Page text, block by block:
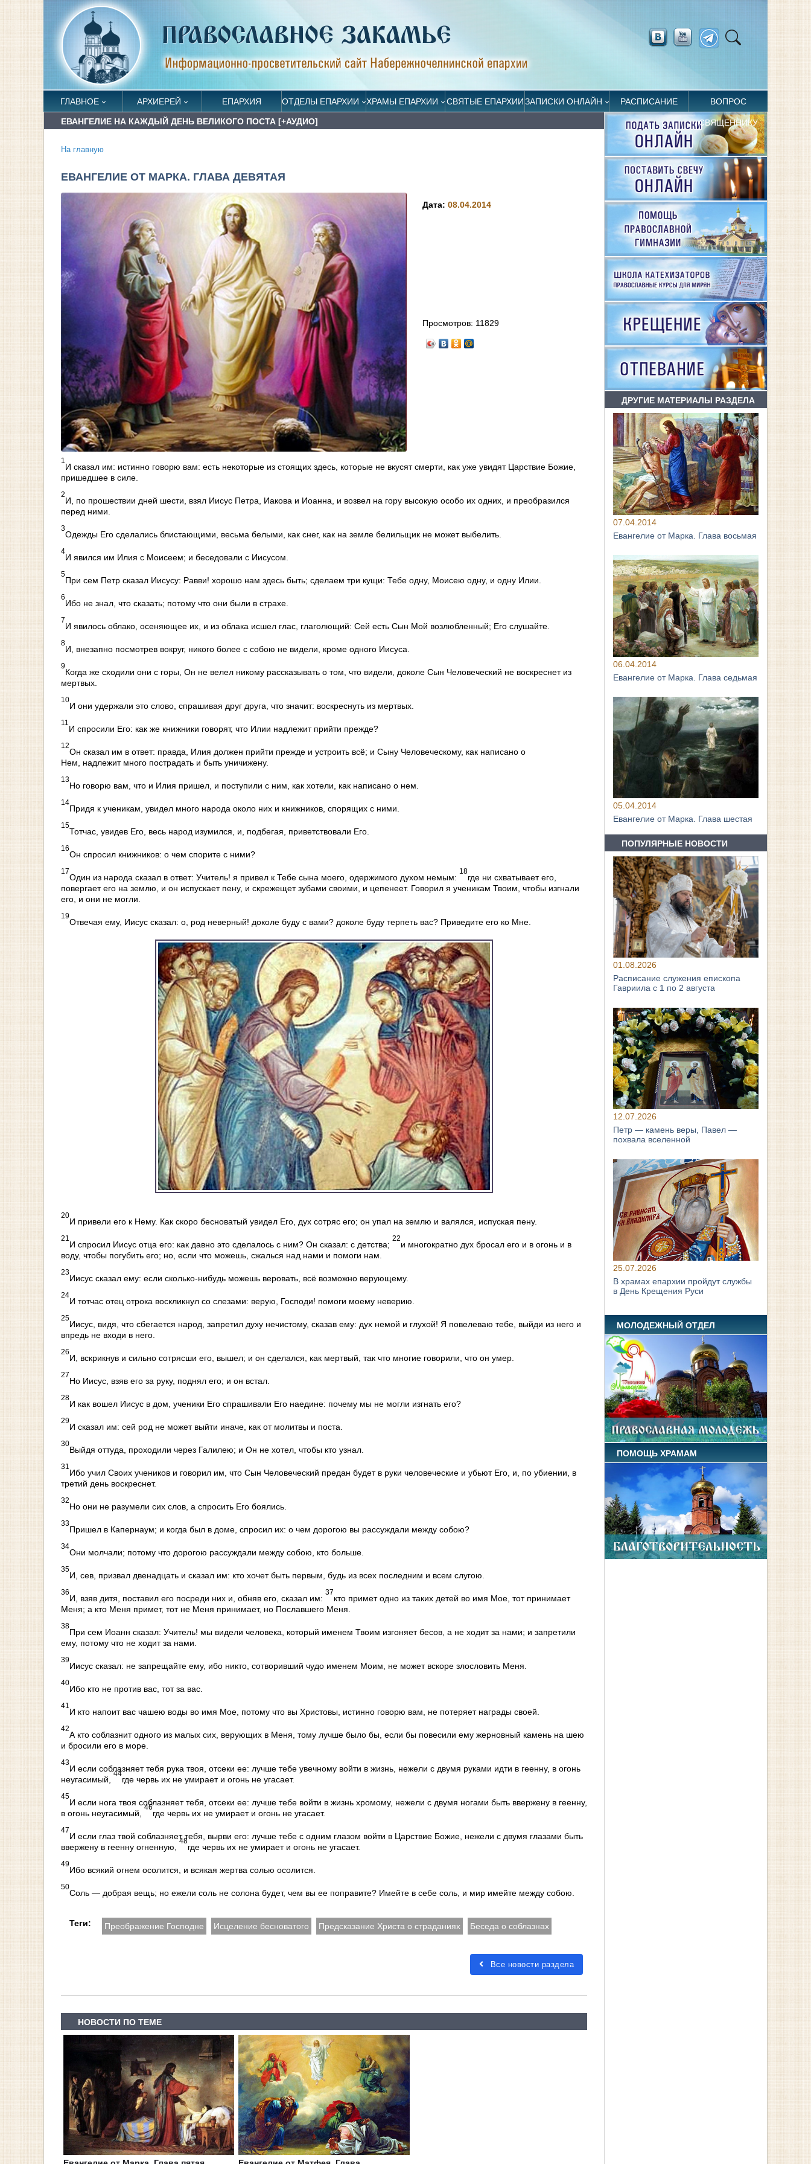
ГЛАВНОЕ АРХИЕРЕЙ ЕПАРХИЯ ОТДЕЛЫ ЕПАРХИИ ХРАМЫ ЕПАРХИИ СВЯТЫЕ ЕПАРХИИЗАПИСКИ ОНЛАЙН РАСПИСАНИЕ ВОПРОС
СВЯЩЕННИКУ
ЕВАНГЕЛИЕ НА КАЖДЫЙ ДЕНЬ ВЕЛИКОГО ПОСТА [+АУДИО]
На главную
ЕВАНГЕЛИЕ ОТ МАРКА. ГЛАВА ДЕВЯТАЯ
Дата:08.04.2014
Просмотров: 11829
1
И сказал им: истинно говорю вам: есть некоторые из стоящих здесь, которые не вкусят смерти, как уже увидят Царствие Божие,
пришедшее в силе.
2
И, по прошествии дней шести, взял Иисус Петра, Иакова и Иоанна, и возвел на гору высокую особо их одних, и преобразился
перед ними.
3
Одежды Его сделались блистающими, весьма белыми, как снег, как на земле белильщик не может выбелить.
4
И явился им Илия с Моисеем; и беседовали с Иисусом.
5
При сем Петр сказал Иисусу: Равви! хорошо нам здесь быть; сделаем три кущи: Тебе одну, Моисею одну, и одну Илии.
6
Ибо не знал, что сказать; потому что они были в страхе.
7
И явилось облако, осеняющее их, и из облака исшел глас, глаголющий: Сей есть Сын Мой возлюбленный; Его слушайте.
8
И, внезапно посмотрев вокруг, никого более с собою не видели, кроме одного Иисуса.
9
Когда же сходили они с горы, Он не велел никому рассказывать о том, что видели, доколе Сын Человеческий не воскреснет из
мертвых.
10
И они удержали это слово, спрашивая друг друга, что значит: воскреснуть из мертвых.
11
И спросили Его: как же книжники говорят, что Илии надлежит прийти прежде?
12
Он сказал им в ответ: правда, Илия должен прийти прежде и устроить всё; и Сыну Человеческому, как написано о
Нем, надлежит много пострадать и быть уничижену.
13
Но говорю вам, что и Илия пришел, и поступили с ним, как хотели, как написано о нем.
14
Придя к ученикам, увидел много народа около них и книжников, спорящих с ними.
15
Тотчас, увидев Его, весь народ изумился, и, подбегая, приветствовали Его.
16
Он спросил книжников: о чем спорите с ними?
17
Один из народа сказал в ответ: Учитель! я привел к Тебе сына моего, одержимого духом немым:
18
где ни схватывает его,
повергает его на землю, и он испускает пену, и скрежещет зубами своими, и цепенеет. Говорил я ученикам Твоим, чтобы изгнали
его, и они не могли.
19
Отвечая ему, Иисус сказал: о, род неверный! доколе буду с вами? доколе буду терпеть вас? Приведите его ко Мне.
20
И привели его к Нему. Как скоро бесноватый увидел Его, дух сотряс его; он упал на землю и валялся, испуская пену.
21
И спросил Иисус отца его: как давно это сделалось с ним? Он сказал: с детства;
22
и многократно дух бросал его и в огонь и в
воду, чтобы погубить его; но, если что можешь, сжалься над нами и помоги нам.
23
Иисус сказал ему: если сколько-нибудь можешь веровать, всё возможно верующему.
24
И тотчас отец отрока воскликнул со слезами: верую, Господи! помоги моему неверию.
25
Иисус, видя, что сбегается народ, запретил духу нечистому, сказав ему: дух немой и глухой! Я повелеваю тебе, выйди из него и
впредь не входи в него.
26
И, вскрикнув и сильно сотрясши его, вышел; и он сделался, как мертвый, так что многие говорили, что он умер.
27
Но Иисус, взяв его за руку, поднял его; и он встал.
28
И как вошел Иисус в дом, ученики Его спрашивали Его наедине: почему мы не могли изгнать его?
29
И сказал им: сей род не может выйти иначе, как от молитвы и поста.
30
Выйдя оттуда, проходили через Галилею; и Он не хотел, чтобы кто узнал.
31
Ибо учил Своих учеников и говорил им, что Сын Человеческий предан будет в руки человеческие и убьют Его, и, по убиении, в
третий день воскреснет.
32
Но они не разумели сих слов, а спросить Его боялись.
33
Пришел в Капернаум; и когда был в доме, спросил их: о чем дорогою вы рассуждали между собою?
34
Они молчали; потому что дорогою рассуждали между собою, кто больше.
35
И, сев, призвал двенадцать и сказал им: кто хочет быть первым, будь из всех последним и всем слугою.
36
И, взяв дитя, поставил его посреди них и, обняв его, сказал им:
37
кто примет одно из таких детей во имя Мое, тот принимает
Меня; а кто Меня примет, тот не Меня принимает, но Пославшего Меня.
38
При сем Иоанн сказал: Учитель! мы видели человека, который именем Твоим изгоняет бесов, а не ходит за нами; и запретили
ему, потому что не ходит за нами.
39
Иисус сказал: не запрещайте ему, ибо никто, сотворивший чудо именем Моим, не может вскоре злословить Меня.
40
Ибо кто не против вас, тот за вас.
41
И кто напоит вас чашею воды во имя Мое, потому что вы Христовы, истинно говорю вам, не потеряет награды своей.
42
А кто соблазнит одного из малых сих, верующих в Меня, тому лучше было бы, если бы повесили ему жерновный камень на шею
и бросили его в море.
43
И если соблазняет тебя рука твоя, отсеки ее: лучше тебе увечному войти в жизнь, нежели с двумя руками идти в геенну, в огонь
неугасимый,
44
где червь их не умирает и огонь не угасает.
45
И если нога твоя соблазняет тебя, отсеки ее: лучше тебе войти в жизнь хромому, нежели с двумя ногами быть ввержену в геенну,
в огонь неугасимый,
46
где червь их не умирает и огонь не угасает.
47
И если глаз твой соблазняет тебя, вырви его: лучше тебе с одним глазом войти в Царствие Божие, нежели с двумя глазами быть
ввержену в геенну огненную,
48
где червь их не умирает и огонь не угасает.
49
Ибо всякий огнем осолится, и всякая жертва солью осолится.
50
Соль — добрая вещь; но ежели соль не солона будет, чем вы ее поправите? Имейте в себе соль, и мир имейте между собою.
Теги: Преображение Господне Исцеление бесноватого Предсказание Христа о страданиях Беседа о соблазнах
Все новости раздела
НОВОСТИ ПО ТЕМЕ
ДРУГИЕ МАТЕРИАЛЫ РАЗДЕЛА
07.04.2014
Евангелие от Марка. Глава восьмая
06.04.2014
Евангелие от Марка. Глава седьмая
05.04.2014
Евангелие от Марка. Глава шестая
ПОПУЛЯРНЫЕ НОВОСТИ
01.08.2026
Расписание служения епископа
Гавриила с 1 по 2 августа
12.07.2026
Петр — камень веры, Павел —
похвала вселенной
25.07.2026
В храмах епархии пройдут службы
в День Крещения Руси
МОЛОДЕЖНЫЙ ОТДЕЛ
ПОМОЩЬ ХРАМАМ